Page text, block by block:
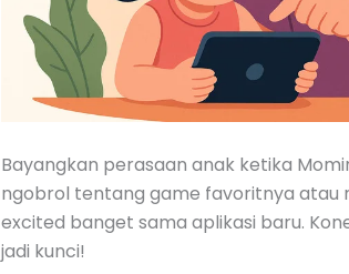
Bayangkan perasaan anak ketika
ngobrol tentang game favoritnya atau
excited banget sama aplikasi baru.
jadi kunci!